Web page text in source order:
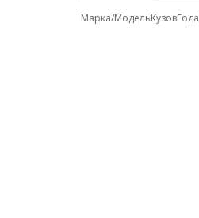
Марка/МодельКузовГода